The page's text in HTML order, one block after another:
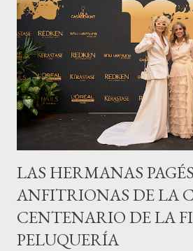
LAS HERMANAS PAGÉS
ANFITRIONAS DE LA
CENTENARIO DE LA
PELUQUERÍA